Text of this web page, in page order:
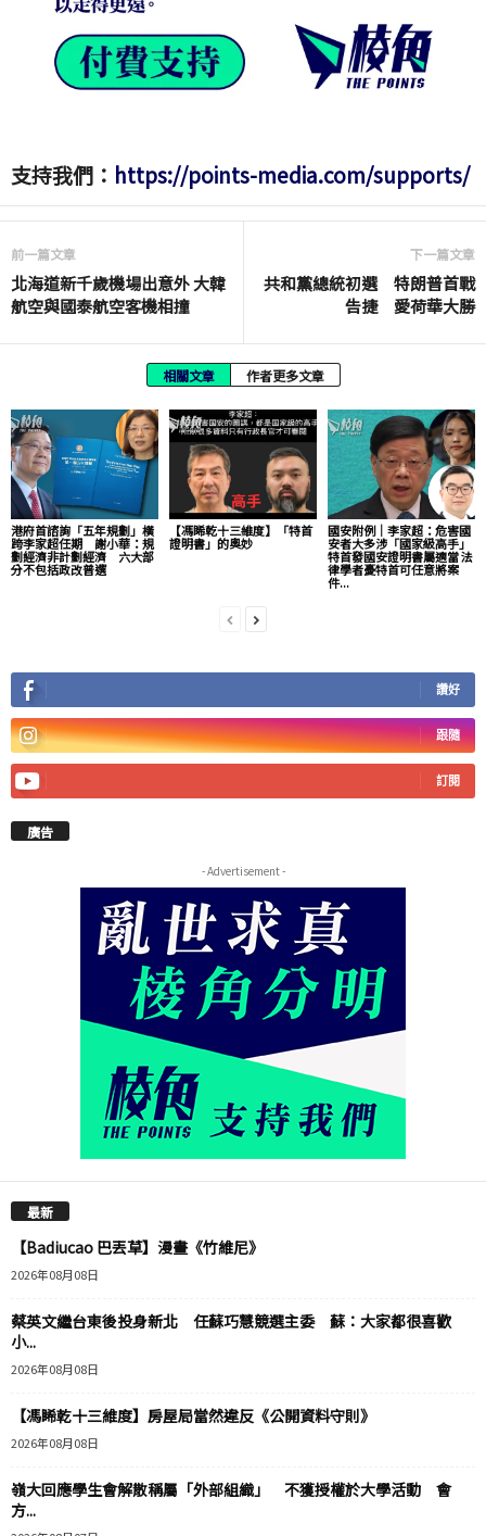
支持我們： https://points-media.com/supports/
前一篇文章
北海道新千歲機場出意外 大韓
航空與國泰航空客機相撞
下一篇文章
共和黨總統初選 特朗普首戰
告捷 愛荷華大勝
相關文章 作者更多文章
港府首諮詢「五年規劃」橫
跨李家超任期 謝小華：規
劃經濟非計劃經濟 六大部
分不包括政改普選
【馮睎乾十三維度】「特首
證明書」的奧妙
國安附例｜李家超：危害國
安者大多涉「國家級高手」
特首發國安證明書屬適當 法
律學者憂特首可任意將案
件...
讚好
跟隨
訂閱
廣告
- Advertisement -
最新
【Badiucao 巴丟草】漫畫《竹維尼》
2026年08月08日
蔡英文繼台東後投身新北 任蘇巧慧競選主委 蘇：大家都很喜歡
小...
2026年08月08日
【馮睎乾十三維度】房屋局當然違反《公開資料守則》
2026年08月08日
嶺大回應學生會解散稱屬「外部組織」 不獲授權於大學活動 會
方...